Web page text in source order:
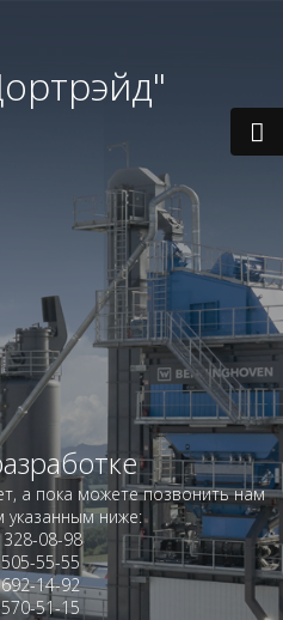
а пока можете позвонить нам
указанным ниже:
328-08-98
55-55
14-92
51-15